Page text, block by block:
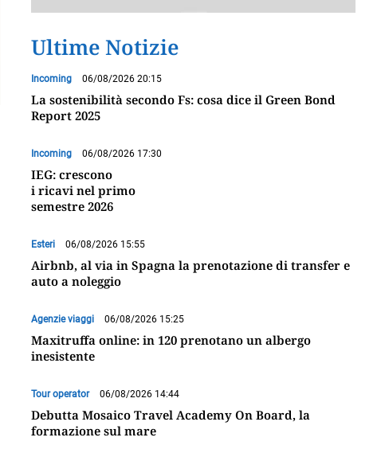
Ultime Notizie
Incoming 06/08/2026 20:15
La sostenibilità secondo Fs: cosa dice il Green Bond
Report 2025
Incoming 06/08/2026 17:30
IEG: crescono
i ricavi nel primo
semestre 2026
Esteri 06/08/2026 15:55
Airbnb, al via in Spagna la prenotazione di transfer e
auto a noleggio
Agenzie viaggi 06/08/2026 15:25
Maxitruffa online: in 120 prenotano un albergo
inesistente
Tour operator 06/08/2026 14:44
Debutta Mosaico Travel Academy On Board, la
formazione sul mare